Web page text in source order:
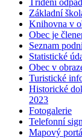
Základní
Knihovna v
Obec je
Seznam
Statistické
Obec v
Turistické
Historické
2023
Fotogalerie
Telefonní
Mapový